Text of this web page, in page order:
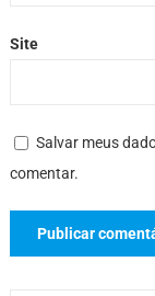
Site
Salvar meus
comentar.